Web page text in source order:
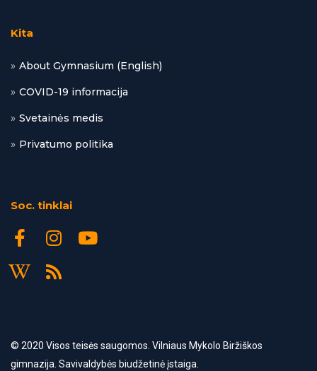
Kita
About Gymnasium (English)
COVID-19 informacija
Svetainės medis
Privatumo politika
Soc. tinklai
© 2020 Visos teisės saugomos. Vilniaus Mykolo Biržiškos
gimnazija. Savivaldybės biudžetinė įstaiga.